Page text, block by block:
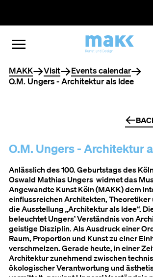
TO THE
TO THE
TO THE
OPEN MENU
CLOSE MENU
You are here
MAKK Visit
Events calendar
O.M. Ungers - Architektur als Idee
O.M. Ungers - Architektur
Anlässlich des 100. Geburtstags des
Oswald Mathias Ungers widmet das
Angewandte Kunst Köln (MAKK) dem
einflussreichen Architekten, Theoretiker
die Ausstellung „Architektur als Idee“.
beleuchtet Ungers’ Verständnis von
geistige Disziplin. Als Ausdruck einer
Raum, Proportion und Kunst zu einer
verschmelzen. Gerade heute, in einer
Architektur zunehmend zwischen
ökologischer Verantwortung und